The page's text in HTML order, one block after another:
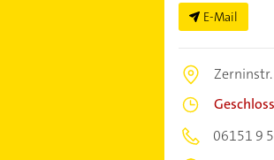
E-Mail
06151 9